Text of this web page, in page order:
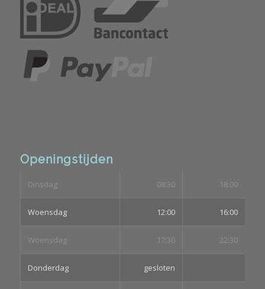
Openingstijden
Dinsdag 08:30 18:00
Woensdag 12:00 16:00
Woensdag 17:30 22:30
Donderdag gesloten